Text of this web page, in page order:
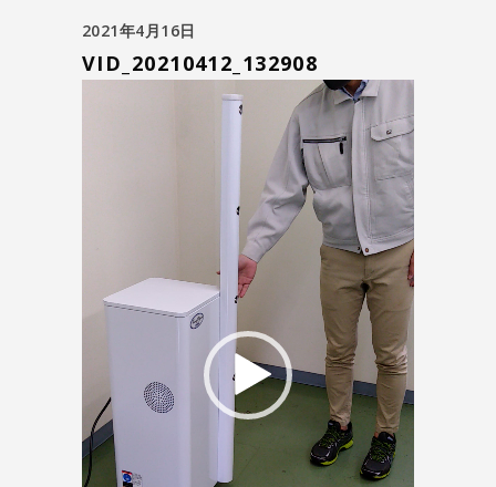
2021年4月16日
VID_20210412_132908